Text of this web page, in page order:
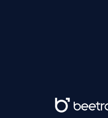
Beetronics